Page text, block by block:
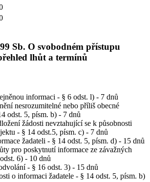
Sb. O svobodném přístupu
lhůt a termínů
informaci - § 6 odst. l) - 7 dnů
nesrozumitelné nebo příliš obecné
odst. 5, písm. b) - 7 dnů
žádosti nevztahující se k působnosti
- § 14 odst.5, písm. c) - 7 dnů
žadateli - § 14 odst. 5, písm. d) - 15 dnů
pro poskytnutí informace ze závažných
6) - 10 dnů
- § 16 odst. 3) - 15 dnů
o informaci žadatele - § 14 odst. 5, písm. b)